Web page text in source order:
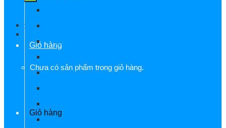
Đăng nhập
Giỏ hàng
Chưa có sản phẩm trong giỏ hàng.
Giỏ hàng
Rèm lá dọc
Rèm vải cản nắng, nhiệt 100%